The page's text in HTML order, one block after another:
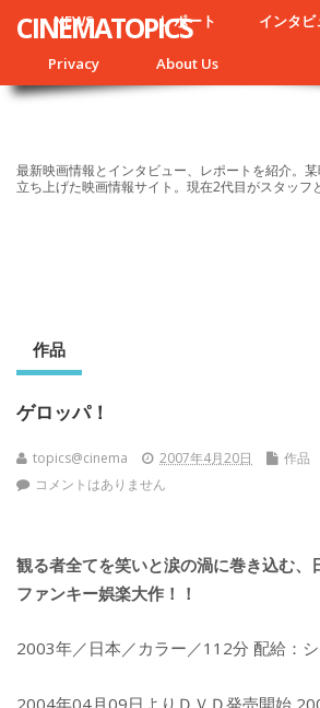
NEWS レポート インタビ
Privacy About Us
CINEMATOPICS
最新映画情報とインタビュー、レポートを紹介。
立ち上げた映画情報サイト。現在2代目がスタッフ
作品
ゲロッパ！
topics@cinema 2007年4月20日
作品
コメントはありません
観る者全てを笑いと涙の渦に巻き込む、
ファンキー娯楽大作！！
2003年／日本／カラー／112分 配給：
2004年04月09日よりＤＶＤ発売開始